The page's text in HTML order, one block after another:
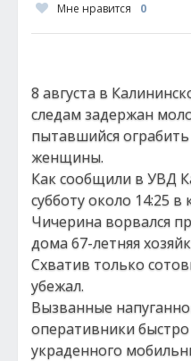
Мне нравится 0
8 августа в
следам задержан
пытавшийся
женщины.
Как сообщили в УВД
субботу около 14:25
Чичерина ворвался
дома 67-летняя
Схватив только
убежал.
Вызванные
оперативники
украденного